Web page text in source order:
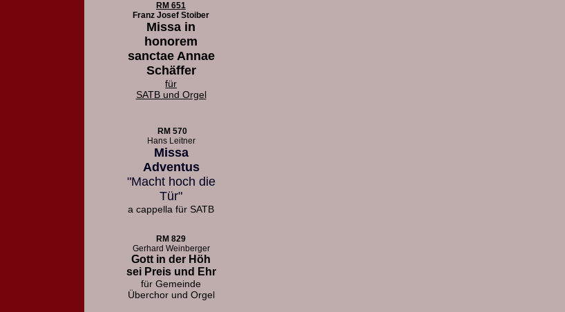
RM 651
Franz Josef Stoiber
Missa in
honorem
sanctae Annae
Schäffer
für
SATB und Orgel
RM 570
Hans Leitner
Missa
Adventus
"Macht hoch die
Tür"
a cappella für SATB
RM 829
Gerhard Weinberger
Gott in der Höh
sei Preis und Ehr
für Gemeinde
Überchor und Orgel